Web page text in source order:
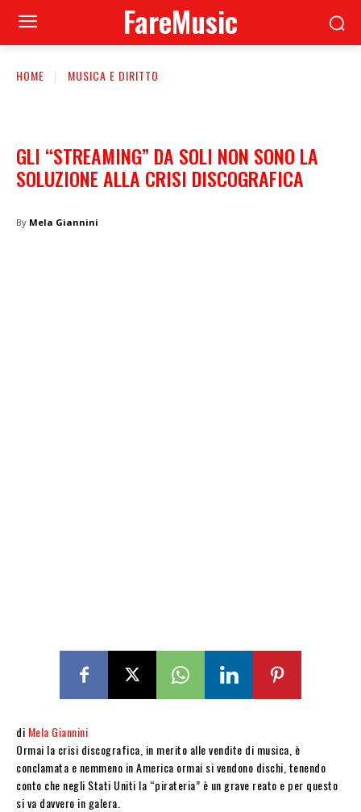
FareMusic
HOME MUSICA E DIRITTO
GLI “STREAMING” DA SOLI NON SONO LA
SOLUZIONE ALLA CRISI DISCOGRAFICA
By Mela Giannini
di Mela Giannini
Ormai la crisi discografica, in merito alle vendite di musica, è
conclamata e nemmeno in America ormai si vendono dischi, tenendo
conto che negli Stati Uniti la “pirateria” è un grave reato e per questo
si va davvero in galera.